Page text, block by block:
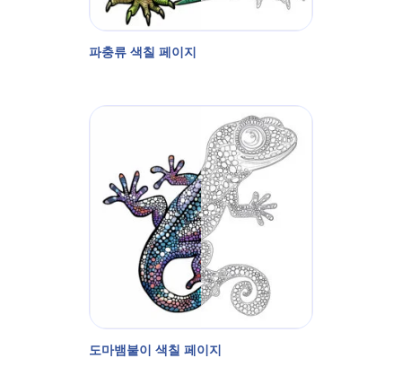
파충류 색칠 페이지
도마뱀붙이 색칠 페이지